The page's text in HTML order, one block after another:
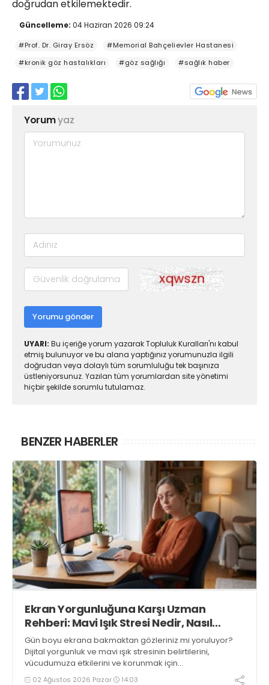
doğrudan etkilemektedir.
Güncelleme: 04 Haziran 2026 09:24
#Prof. Dr. Giray Ersöz
#Memorial Bahçelievler Hastanesi
#kronik göz hastalıkları
#göz sağlığı #sağlık haber
Yorumyaz
Yorumu gönder
UYARI: Bu içeriğe yorum yazarak Topluluk Kuralları'nı kabul
etmiş bulunuyor ve bu alana yaptığınız yorumunuzla ilgili
doğrudan veya dolaylı tüm sorumluluğu tek başınıza
üstleniyorsunuz. Yazılan tüm yorumlardan site yönetimi
hiçbir şekilde sorumlu tutulamaz.
BENZER HABERLER
Ekran Yorgunluğuna Karşı Uzman
Rehberi: Mavi Işık Stresi Nedir, Nasıl
Önlenir?
Gün boyu ekrana bakmaktan gözleriniz mi yoruluyor?
Dijital yorgunluk ve mavi ışık stresinin belirtilerini,
vücudumuza etkilerini ve korunmak için
uygulayabileceğiniz 5 etkili yöntemi öğrenin
02 Ağustos 2026 Pazar 14:03